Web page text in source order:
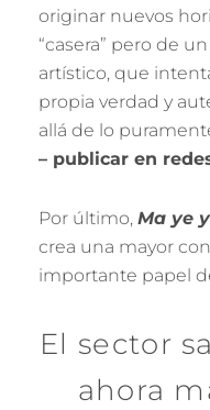
originar nuevos
“casera” pero de
artístico, que
propia verdad y
allá de lo
– publicar en
Por último, Ma ye
crea una mayor
importante papel
El sector
ahora